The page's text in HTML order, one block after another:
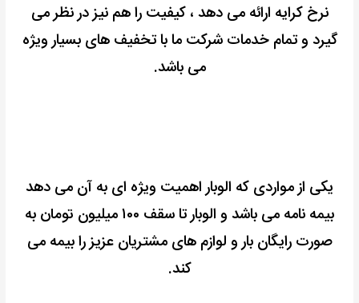
نرخ کرایه ارائه می دهد ، کیفیت را هم نیز در نظر می
گیرد و تمام خدمات شرکت ما با تخفیف های بسیار ویژه
می باشد.
یکی از مواردی که الوبار اهمیت ویژه ای به آن می دهد
بیمه نامه می باشد و الوبار تا سقف ۱۰۰ میلیون تومان به
صورت رایگان بار و لوازم های مشتریان عزیز را بیمه می
کند.